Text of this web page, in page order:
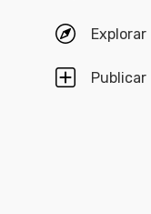
Explorar
Publicar